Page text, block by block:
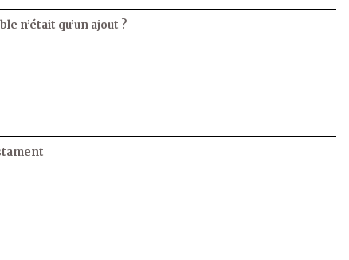
n’était qu’un ajout ?